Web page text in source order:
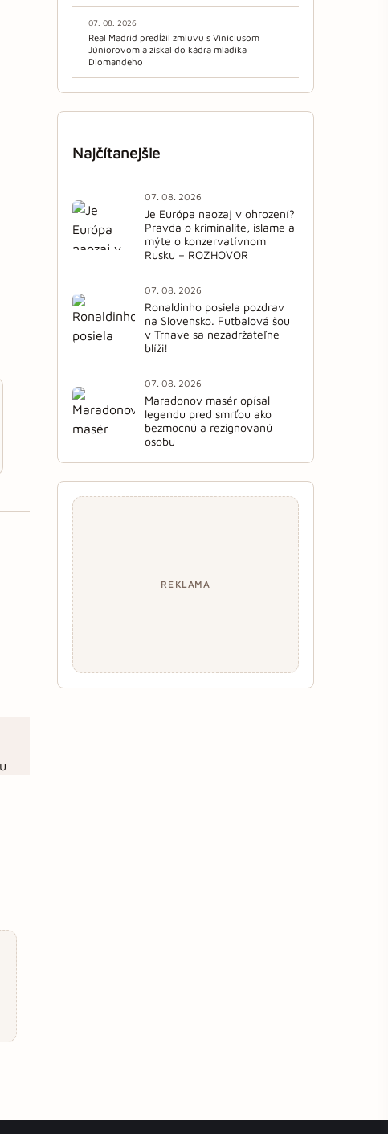
07. 08. 2026
Real Madrid predĺžil zmluvu s Viníciusom
Júniorovom a získal do kádra mladíka
Diomandeho
Najčítanejšie
07. 08. 2026
Je Európa naozaj v ohrození?
Pravda o kriminalite, islame a
mýte o konzervatívnom
Rusku – ROZHOVOR
07. 08. 2026
Ronaldinho posiela pozdrav
na Slovensko. Futbalová šou
v Trnave sa nezadržateľne
blíži!
07. 08. 2026
Maradonov masér opísal
legendu pred smrťou ako
bezmocnú a rezignovanú
osobu
REKLAMA